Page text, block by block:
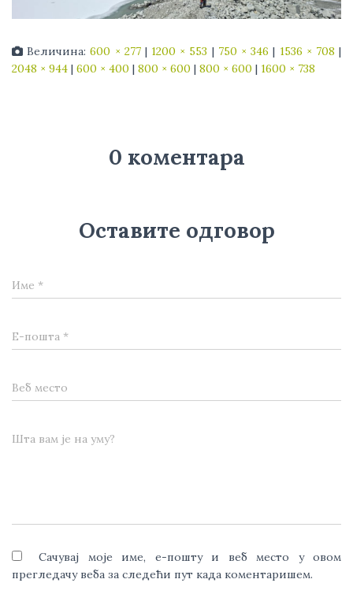
Величина:600 × 277 | 1200 × 553 | 750 × 346 | 1536 × 708 |
2048 × 944 | 600 × 400 | 800 × 600 | 800 × 600 | 1600 × 738
0 коментара
Оставите одговор
Име *
Е-пошта *
Веб место
Шта вам је на уму?
Сачувај моје име, е-пошту и веб место у овом
прегледачу веба за следећи пут када коментаришем.